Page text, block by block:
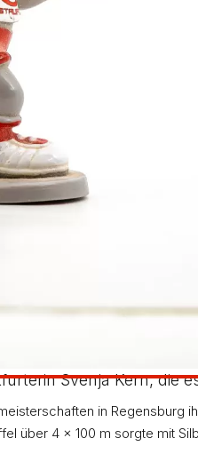
in Regensburg
über 4 x 100 m sorgte mit
im Stabhochsprung,
zum neunten Platz.
die 100 m in
zahlen. Über
mehr ihre frühere Form.
an. Julia Köpf,
ihrer Bestzeit und
Svenja Kern, die